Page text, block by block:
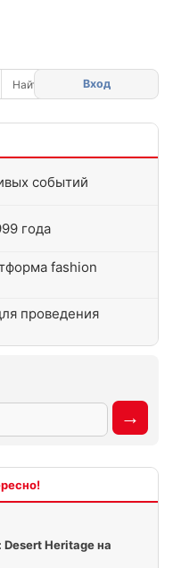
Вход
событий
года
fashion
проведения
Heritage на